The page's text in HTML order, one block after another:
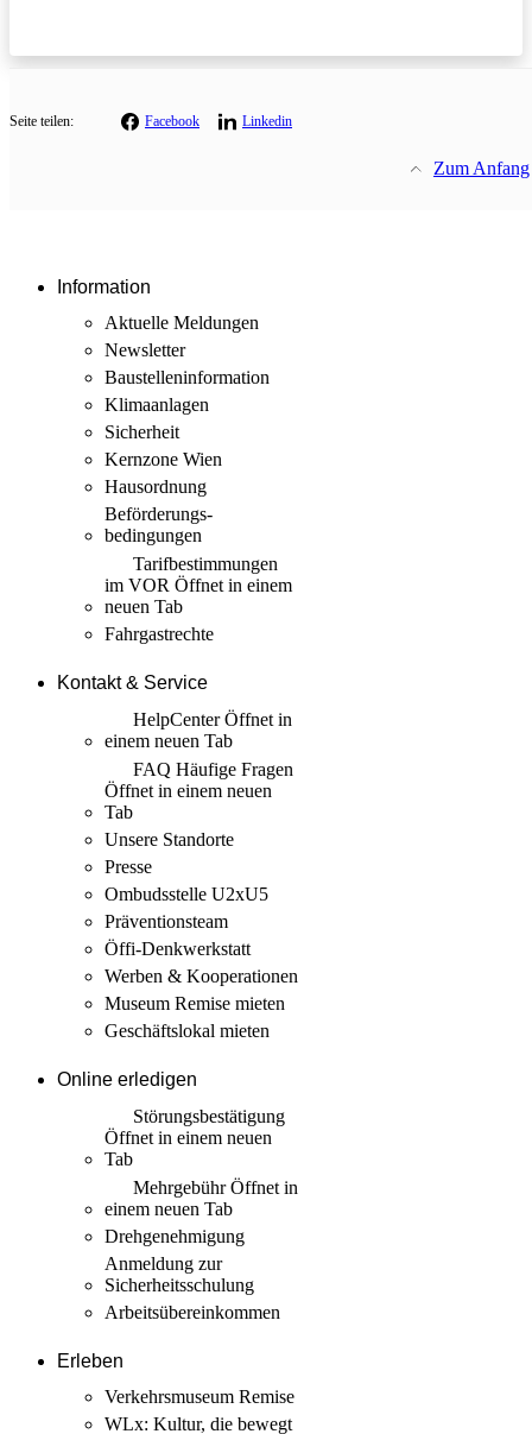
Seite teilen: Facebook Linkedin
Zum Anfang
Information
Aktuelle Meldungen
Newsletter
Baustellen­information
Klimaanlagen
Sicherheit
Kernzone Wien
Hausordnung
Beförderungs­
bedingungen
Tarif­bestimmungen
im VOR Öffnet in einem
neuen Tab
Fahrgastrechte
Kontakt & Service
HelpCenterÖffnet in
einem neuen Tab
FAQ Häufige Fragen
Öffnet in einem neuen
Tab
Unsere Standorte
Presse
Ombudsstelle U2xU5
Präventionsteam
Öffi-Denkwerkstatt
Werben & Kooperationen
Museum Remise mieten
Geschäftslokal mieten
Online erledigen
Störungs­bestätigung
Öffnet in einem neuen
Tab
MehrgebührÖffnet in
einem neuen Tab
Drehgenehmigung
Anmeldung zur
Sicherheits­schulung
Arbeits­übereinkommen
Erleben
Verkehrsmuseum Remise
WLx: Kultur, die bewegt